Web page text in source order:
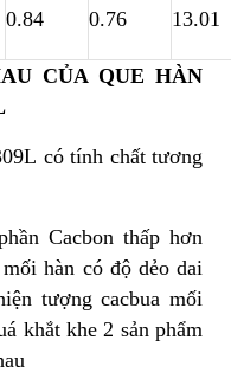
0.84 0.76 13.01
CỦA QUE HÀN
có tính chất tương
Cacbon thấp hơn
hàn có độ dẻo dai
tượng cacbua mối
khắt khe 2 sản phẩm